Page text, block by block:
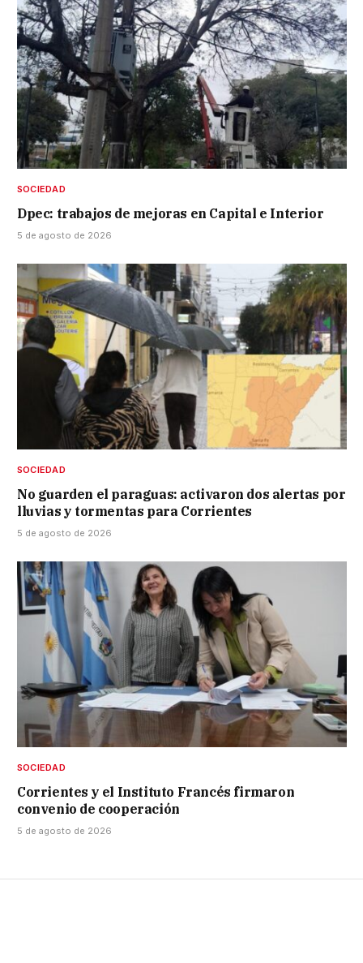
SOCIEDAD
Dpec: trabajos de mejoras en Capital e Interior
5 de agosto de 2026
SOCIEDAD
No guarden el paraguas: activaron dos alertas por
lluvias y tormentas para Corrientes
5 de agosto de 2026
SOCIEDAD
Corrientes y el Instituto Francés firmaron
convenio de cooperación
5 de agosto de 2026